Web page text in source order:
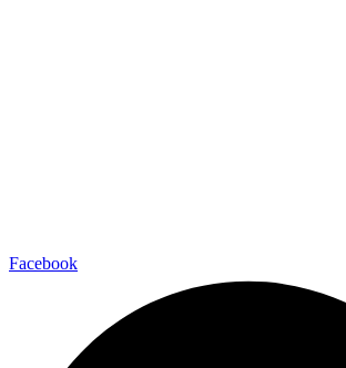
Facebook